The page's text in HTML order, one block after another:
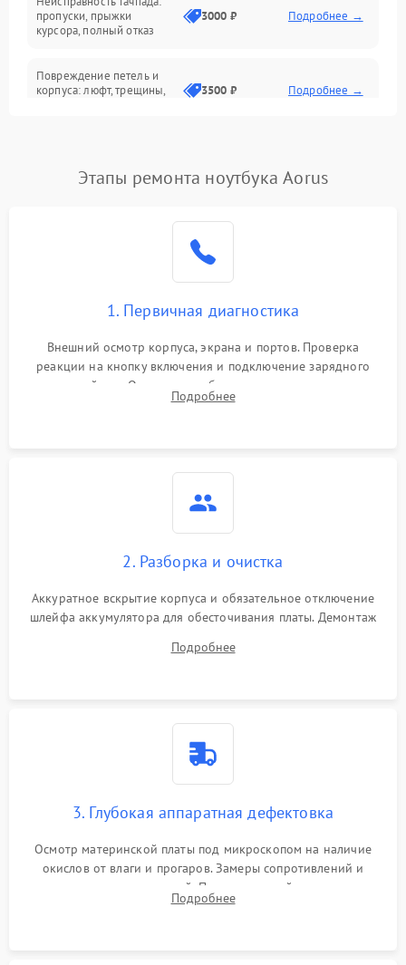
Сеть и интернет
пропуски, прыжки
курсора, полный отказ
3000 ₽ Подробнее →
Повреждение петель и
корпуса: люфт, трещины,
3500 ₽ Подробнее →
невозможность зарядки,
2500 ₽ Подробнее →
2000 ₽
Перегрев из‑за пыли,
неисправности кулера
Выход из строя SSD или
HDD: медленная загрузка,
2000 ₽
Проблемы Wi‑Fi или
Этапы ремонта ноутбука Aorus
1. Первичная диагностика
Внешний осмотр корпуса, экрана и портов. Проверка
реакции на кнопку включения и подключение зарядного
устройства. Оценка потребления тока с помощью
лабораторного блока питания для локализации проблемы.
Подробнее
2. Разборка и очистка
Аккуратное вскрытие корпуса и обязательное отключение
шлейфа аккумулятора для обесточивания платы. Демонтаж
высохшей термопасты с кристаллов чипов.
Подробнее
3. Глубокая аппаратная дефектовка
Осмотр материнской платы под микроскопом на наличие
окислов от влаги и прогаров. Замеры сопротивлений и
дежурных напряжений. Проверка цепей питания,
мультиконтроллера, процессора и видеочипа.
Подробнее